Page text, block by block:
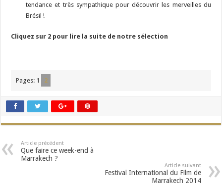
tendance et très sympathique pour découvrir les merveilles du
Brésil !
Cliquez sur 2 pour lire la suite de notre sélection
Pages: 1 2
Article précédent
Que faire ce week-end à
Marrakech ?
Article suivant
Festival International du Film de
Marrakech 2014